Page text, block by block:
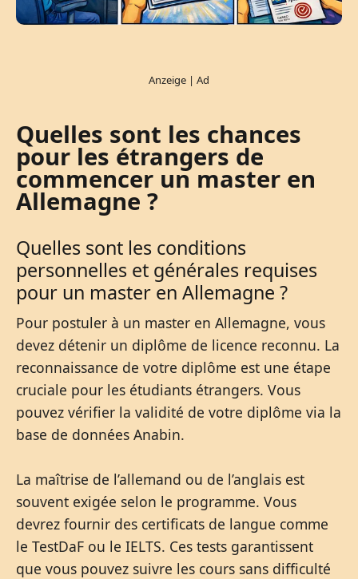
Quelles sont les chances
pour les étrangers de
commencer un master en
Allemagne ?
Quelles sont les conditions
personnelles et générales requises
pour un master en Allemagne ?
Pour postuler à un master en Allemagne, vous
devez détenir un diplôme de licence reconnu. La
reconnaissance de votre diplôme est une étape
cruciale pour les étudiants étrangers. Vous
pouvez vérifier la validité de votre diplôme via la
base de données Anabin.
La maîtrise de l’allemand ou de l’anglais est
souvent exigée selon le programme. Vous
devrez fournir des certificats de langue comme
le TestDaF ou le IELTS. Ces tests garantissent
que vous pouvez suivre les cours sans difficulté